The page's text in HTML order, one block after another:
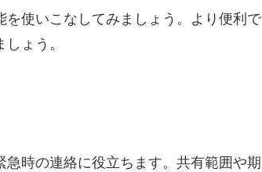
使いこなしてみましょう。より便利で
ょう。
時の連絡に役立ちます。共有範囲や期